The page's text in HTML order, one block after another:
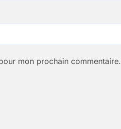
mon prochain commentaire.